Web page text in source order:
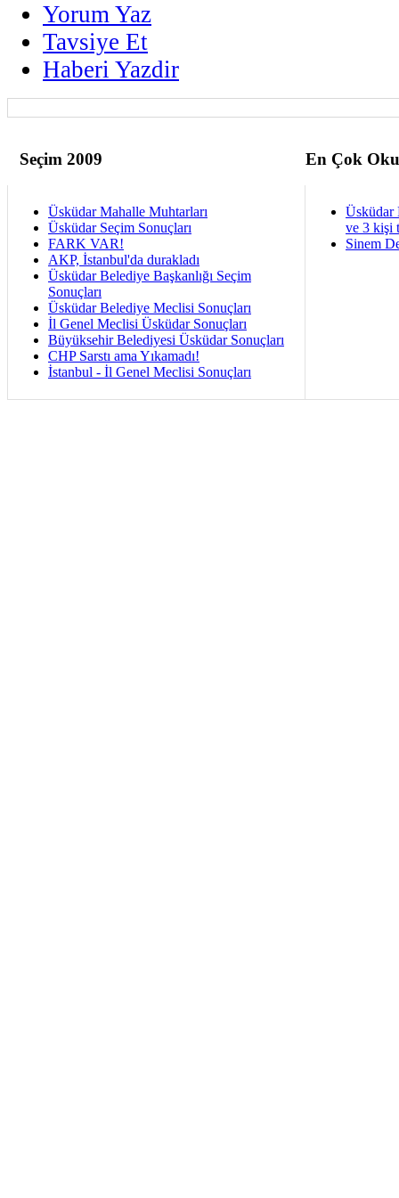
Yorum Yaz
Tavsiye Et
Haberi Yazdir
Seçim 2009 En Çok
Üsküdar Mahalle Muhtarları
Üsküdar Seçim Sonuçları
FARK VAR!
AKP, İstanbul'da durakladı
Üsküdar Belediye Başkanlığı Seçim
Sonuçları
Üsküdar Belediye Meclisi Sonuçları
İl Genel Meclisi Üsküdar Sonuçları
Büyüksehir Belediyesi Üsküdar Sonuçları
CHP Sarstı ama Yıkamadı!
İstanbul - İl Genel Meclisi Sonuçları
Üsküdar
ve 3 kişi
Sinem